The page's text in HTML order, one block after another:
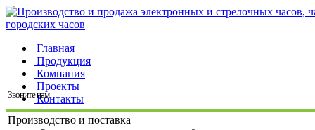
Главная
Продукция
Компания
Проекты
Контакты
Звоните нам
Производство и поставка